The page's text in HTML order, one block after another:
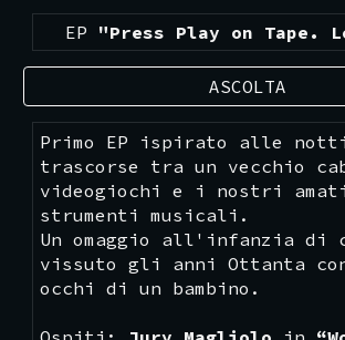
EP "Press Play on Tape.
ASCOLTA
Primo EP ispirato alle notti
trascorse tra un vecchio
videogiochi e i nostri amati
strumenti musicali.
Un omaggio all'infanzia di
vissuto gli anni Ottanta
occhi di un bambino.